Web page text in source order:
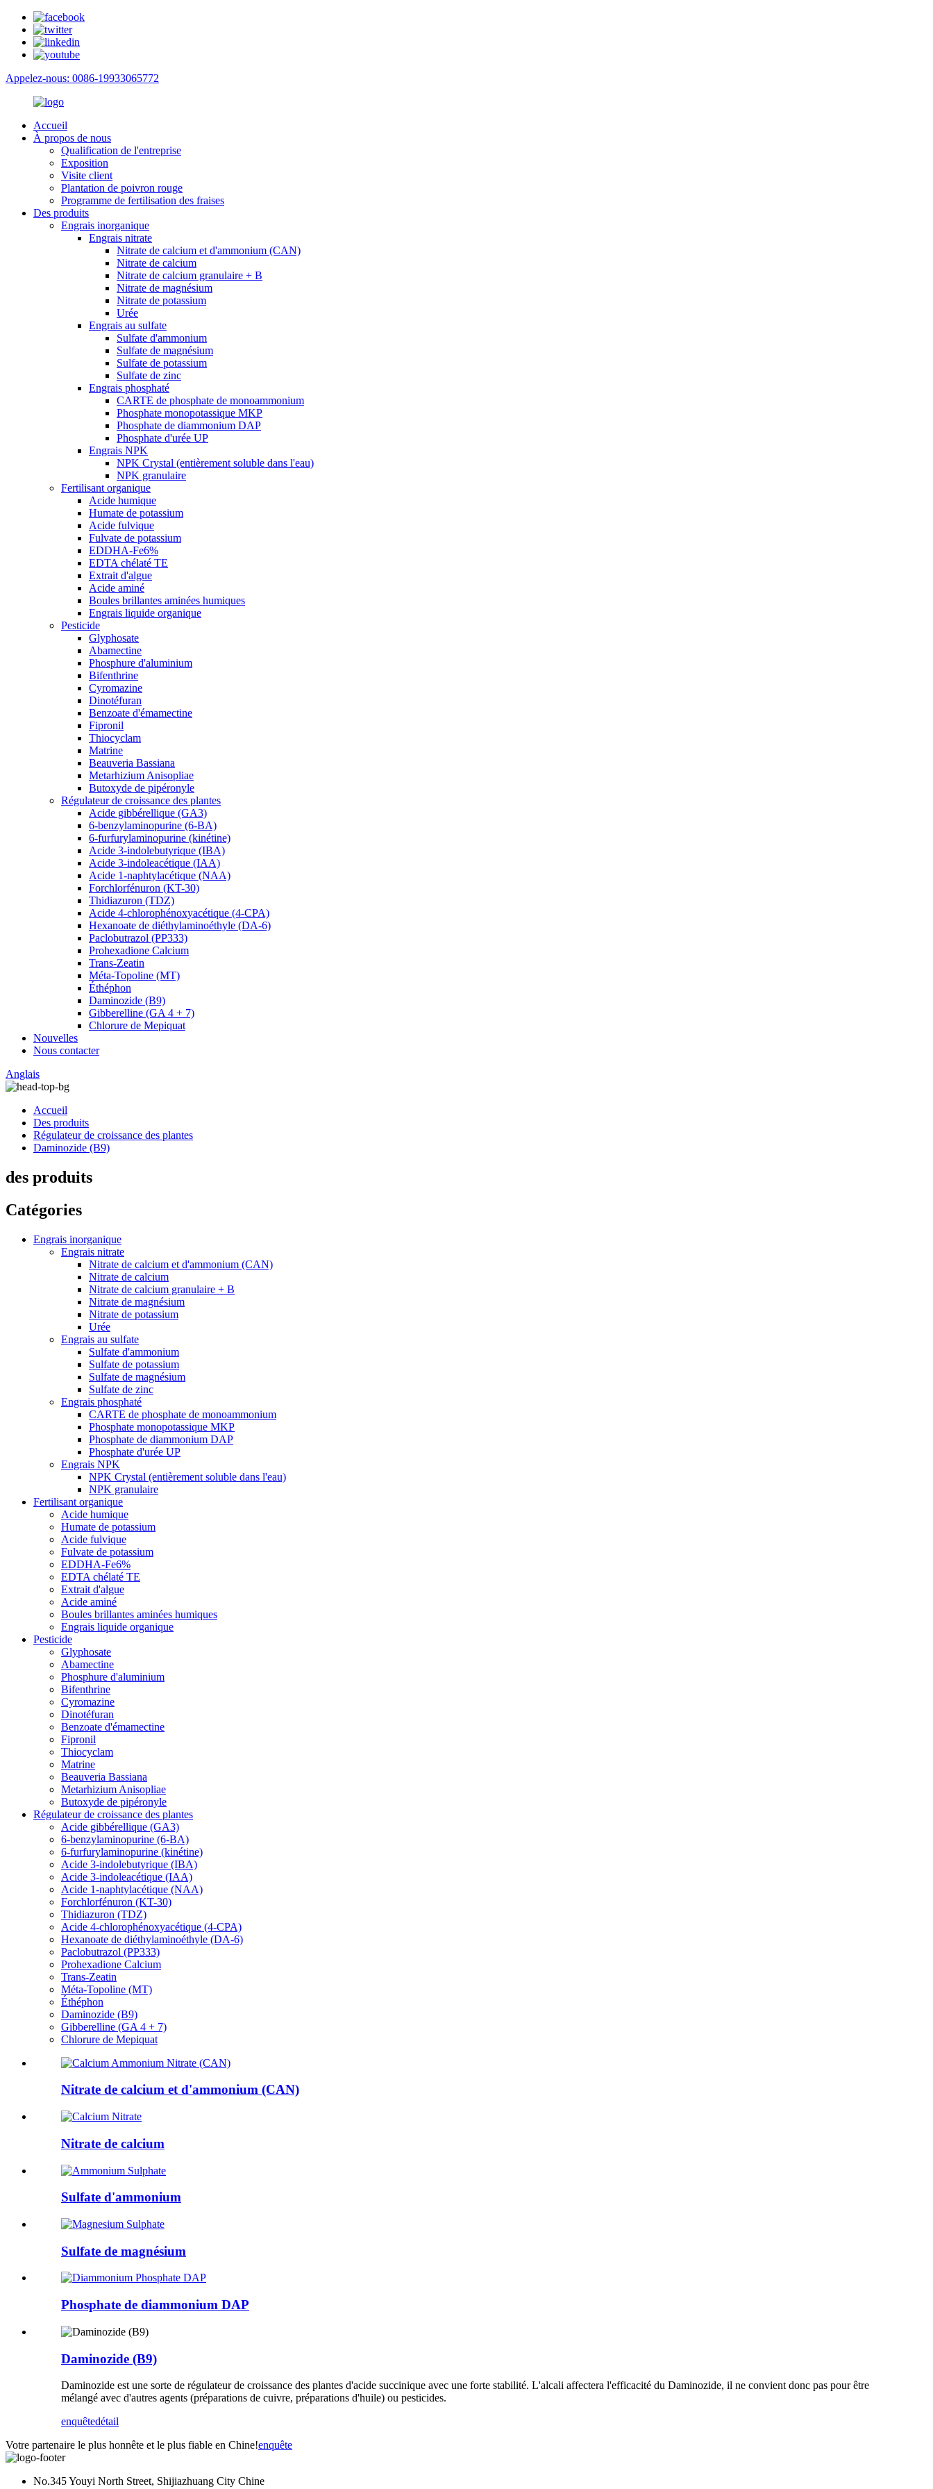
Appelez-nous: 0086-19933065772
Accueil
À propos de nous
Qualification de l'entreprise
Exposition
Visite client
Plantation de poivron rouge
Programme de fertilisation des fraises
Des produits
Engrais inorganique
Engrais nitrate
Nitrate de calcium et d'ammonium (CAN)
Nitrate de calcium
Nitrate de calcium granulaire + B
Nitrate de magnésium
Nitrate de potassium
Urée
Engrais au sulfate
Sulfate d'ammonium
Sulfate de magnésium
Sulfate de potassium
Sulfate de zinc
Engrais phosphaté
CARTE de phosphate de monoammonium
Phosphate monopotassique MKP
Phosphate de diammonium DAP
Phosphate d'urée UP
Engrais NPK
NPK Crystal (entièrement soluble dans l'eau)
NPK granulaire
Fertilisant organique
Acide humique
Humate de potassium
Acide fulvique
Fulvate de potassium
EDDHA-Fe6%
EDTA chélaté TE
Extrait d'algue
Acide aminé
Boules brillantes aminées humiques
Engrais liquide organique
Pesticide
Glyphosate
Abamectine
Phosphure d'aluminium
Bifenthrine
Cyromazine
Dinotéfuran
Benzoate d'émamectine
Fipronil
Thiocyclam
Matrine
Beauveria Bassiana
Metarhizium Anisopliae
Butoxyde de pipéronyle
Régulateur de croissance des plantes
Acide gibbérellique (GA3)
6-benzylaminopurine (6-BA)
6-furfurylaminopurine (kinétine)
Acide 3-indolebutyrique (IBA)
Acide 3-indoleacétique (IAA)
Acide 1-naphtylacétique (NAA)
Forchlorfénuron (KT-30)
Thidiazuron (TDZ)
Acide 4-chlorophénoxyacétique (4-CPA)
Hexanoate de diéthylaminoéthyle (DA-6)
Paclobutrazol (PP333)
Prohexadione Calcium
Trans-Zeatin
Méta-Topoline (MT)
Éthéphon
Daminozide (B9)
Gibberelline (GA 4 + 7)
Chlorure de Mepiquat
Nouvelles
Nous contacter
Anglais
Accueil
Des produits
Régulateur de croissance des plantes
Daminozide (B9)
des produits
Catégories
Engrais inorganique
Engrais nitrate
Nitrate de calcium et d'ammonium (CAN)
Nitrate de calcium
Nitrate de calcium granulaire + B
Nitrate de magnésium
Nitrate de potassium
Urée
Engrais au sulfate
Sulfate d'ammonium
Sulfate de potassium
Sulfate de magnésium
Sulfate de zinc
Engrais phosphaté
CARTE de phosphate de monoammonium
Phosphate monopotassique MKP
Phosphate de diammonium DAP
Phosphate d'urée UP
Engrais NPK
NPK Crystal (entièrement soluble dans l'eau)
NPK granulaire
Fertilisant organique
Acide humique
Humate de potassium
Acide fulvique
Fulvate de potassium
EDDHA-Fe6%
EDTA chélaté TE
Extrait d'algue
Acide aminé
Boules brillantes aminées humiques
Engrais liquide organique
Pesticide
Glyphosate
Abamectine
Phosphure d'aluminium
Bifenthrine
Cyromazine
Dinotéfuran
Benzoate d'émamectine
Fipronil
Thiocyclam
Matrine
Beauveria Bassiana
Metarhizium Anisopliae
Butoxyde de pipéronyle
Régulateur de croissance des plantes
Acide gibbérellique (GA3)
6-benzylaminopurine (6-BA)
6-furfurylaminopurine (kinétine)
Acide 3-indolebutyrique (IBA)
Acide 3-indoleacétique (IAA)
Acide 1-naphtylacétique (NAA)
Forchlorfénuron (KT-30)
Thidiazuron (TDZ)
Acide 4-chlorophénoxyacétique (4-CPA)
Hexanoate de diéthylaminoéthyle (DA-6)
Paclobutrazol (PP333)
Prohexadione Calcium
Trans-Zeatin
Méta-Topoline (MT)
Éthéphon
Daminozide (B9)
Gibberelline (GA 4 + 7)
Chlorure de Mepiquat
Nitrate de calcium et d'ammonium (CAN)
Nitrate de calcium
Sulfate d'ammonium
Sulfate de magnésium
Phosphate de diammonium DAP
Daminozide (B9)
Daminozide est une sorte de régulateur de croissance des plantes d'acide succinique avec une forte stabilité. L'alcali affectera l'efficacité du Daminozide, il ne convient donc pas pour être
mélangé avec d'autres agents (préparations de cuivre, préparations d'huile) ou pesticides.
enquêtedétail
Votre partenaire le plus honnête et le plus fiable en Chine!enquête
No.345 Youyi North Street, Shijiazhuang City Chine